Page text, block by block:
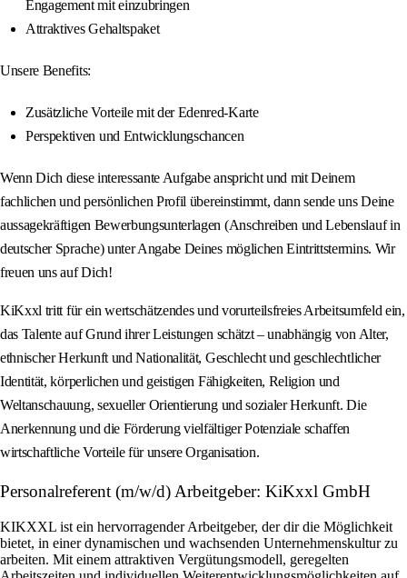
Engagement mit einzubringen
Attraktives Gehaltspaket
Unsere Benefits:
Zusätzliche Vorteile mit der Edenred-Karte
Perspektiven und Entwicklungschancen
Wenn Dich diese interessante Aufgabe anspricht und mit Deinem
fachlichen und persönlichen Profil übereinstimmt, dann sende uns Deine
aussagekräftigen Bewerbungsunterlagen (Anschreiben und Lebenslauf in
deutscher Sprache) unter Angabe Deines möglichen Eintrittstermins. Wir
freuen uns auf Dich!
KiKxxl tritt für ein wertschätzendes und vorurteilsfreies Arbeitsumfeld ein,
das Talente auf Grund ihrer Leistungen schätzt – unabhängig von Alter,
ethnischer Herkunft und Nationalität, Geschlecht und geschlechtlicher
Identität, körperlichen und geistigen Fähigkeiten, Religion und
Weltanschauung, sexueller Orientierung und sozialer Herkunft. Die
Anerkennung und die Förderung vielfältiger Potenziale schaffen
wirtschaftliche Vorteile für unsere Organisation.
Personalreferent (m/w/d) Arbeitgeber: KiKxxl GmbH
KIKXXL ist ein hervorragender Arbeitgeber, der dir die Möglichkeit
bietet, in einer dynamischen und wachsenden Unternehmenskultur zu
arbeiten. Mit einem attraktiven Vergütungsmodell, geregelten